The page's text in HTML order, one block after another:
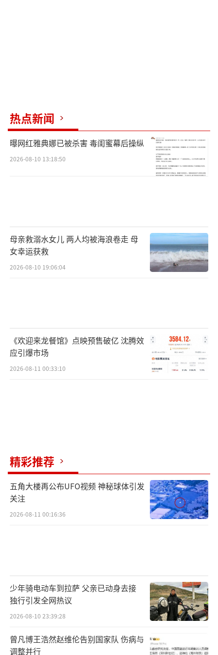
热点新闻
曝网红雅典娜已被杀害 毒闺蜜幕后操纵
2026-08-10 13:18:50
母亲救溺水女儿 两人均被海浪卷走 母
女幸运获救
2026-08-10 19:06:04
《欢迎来龙餐馆》点映预售破亿 沈腾效
应引爆市场
2026-08-11 00:33:10
精彩推荐
五角大楼再公布UFO视频 神秘球体引发
关注
2026-08-11 00:16:36
少年骑电动车到拉萨 父亲已动身去接
独行引发全网热议
2026-08-10 23:39:28
曾凡博王浩然赵维伦告别国家队 伤病与
调整并行